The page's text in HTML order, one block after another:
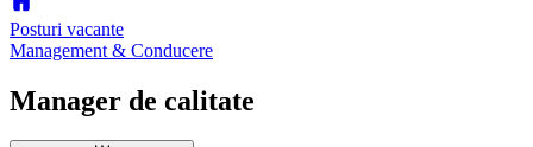
Posturi vacante
Management & Conducere
Manager de calitate